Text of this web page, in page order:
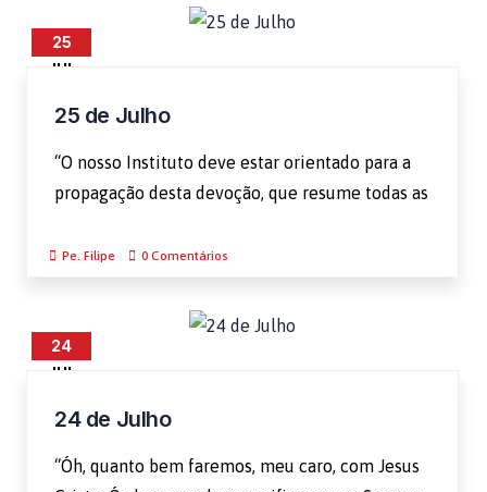
25
JUL
25 de Julho
“O nosso Instituto deve estar orientado para a
propagação desta devoção, que resume todas as
Pe. Filipe 0 Comentários
24
JUL
24 de Julho
“Óh, quanto bem faremos, meu caro, com Jesus